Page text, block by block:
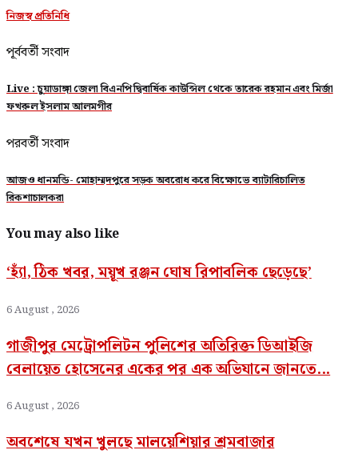
নিজস্ব প্রতিনিধি
পূর্ববর্তী সংবাদ
Live : চুয়াডাঙ্গা জেলা বিএনপি দ্বিবার্ষিক কাউন্সিল থেকে তারেক রহমান এবং মির্জা
ফখরুল ইসলাম আলমগীর
পরবর্তী সংবাদ
আজও ধানমন্ডি- মোহাম্মদপুরে সড়ক অবরোধ করে বিক্ষোভে ব্যাটারিচালিত
রিকশাচালকরা
You may also like
‘হ্যাঁ, ঠিক খবর, ময়ূখ রঞ্জন ঘোষ রিপাবলিক ছেড়েছে’
6 August , 2026
গাজীপুর মেট্রোপলিটন পুলিশের অতিরিক্ত ডিআইজি
বেলায়েত হোসেনের একের পর এক অভিযানে জানতে...
6 August , 2026
অবশেষে যখন খুলছে মালয়েশিয়ার শ্রমবাজার